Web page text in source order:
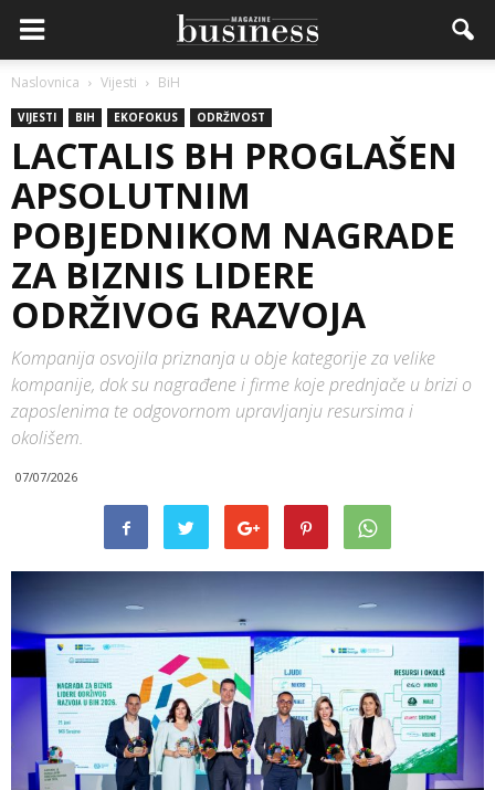
Naslovnica Vijesti BiH
VIJESTI BIH EKOFOKUS ODRŽIVOST
LACTALIS BH PROGLAŠEN
APSOLUTNIM
POBJEDNIKOM NAGRADE
ZA BIZNIS LIDERE
ODRŽIVOG RAZVOJA
Kompanija osvojila priznanja u obje kategorije za velike
kompanije, dok su nagrađene i firme koje prednjače u brizi o
zaposlenima te odgovornom upravljanju resursima i
okolišem.
07/07/2026